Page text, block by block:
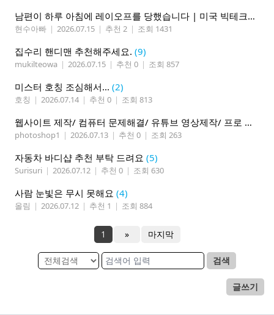
남편이 하루 아침에 레이오프를 당했습니다 | 미국 빅테크의 현실
현수아빠 | 2026.07.15 | 추천 2 | 조회 1431
집수리 핸디맨 추천해주세요. (9)
mukilteowa | 2026.07.15 | 추천 0 | 조회 857
미스터 호칭 조심해서... (2)
호칭 | 2026.07.14 | 추천 0 | 조회 813
웹사이트 제작/ 컴퓨터 문제해결/ 유튜브 영상제작/ 프로 사진촬영
photoshop1 | 2026.07.13 | 추천 0 | 조회 263
자동차 바디샵 추천 부탁 드려요 (5)
Surisuri | 2026.07.12 | 추천 0 | 조회 630
사람 눈빛은 무시 못해요 (4)
올림 | 2026.07.12 | 추천 1 | 조회 884
1 » 마지막
검색
글쓰기